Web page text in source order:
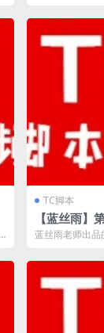
款手游为例子，
TC脚本
【蓝丝雨】
天涯明月刀
蓝丝雨老师出
件编写天涯明月